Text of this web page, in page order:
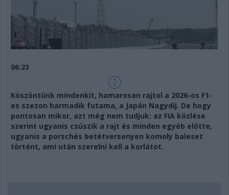
06:23
Köszöntünk mindenkit, hamarosan rajtol a 2026-os F1-
es szezon harmadik futama, a Japán Nagydíj. De hogy
pontosan mikor, azt még nem tudjuk: az FIA közlése
szerint ugyanis csúszik a rajt és minden egyéb előtte,
ugyanis a porschés betétversenyen komoly baleset
történt, ami után szerelni kell a korlátot.